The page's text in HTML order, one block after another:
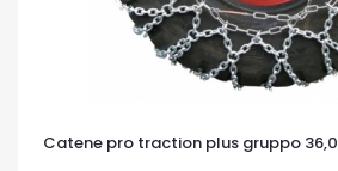
Catene pro traction plus gruppo 36,0